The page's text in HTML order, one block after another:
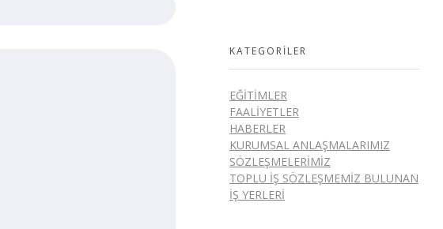
KATEGORILER
EĞITIMLER
FAALIYETLER
HABERLER
KURUMSAL ANLAŞMALARIMIZ
SÖZLEŞMELERIMIZ
TOPLU İŞ SÖZLEŞMEMIZ BULUNAN
İŞ YERLERI